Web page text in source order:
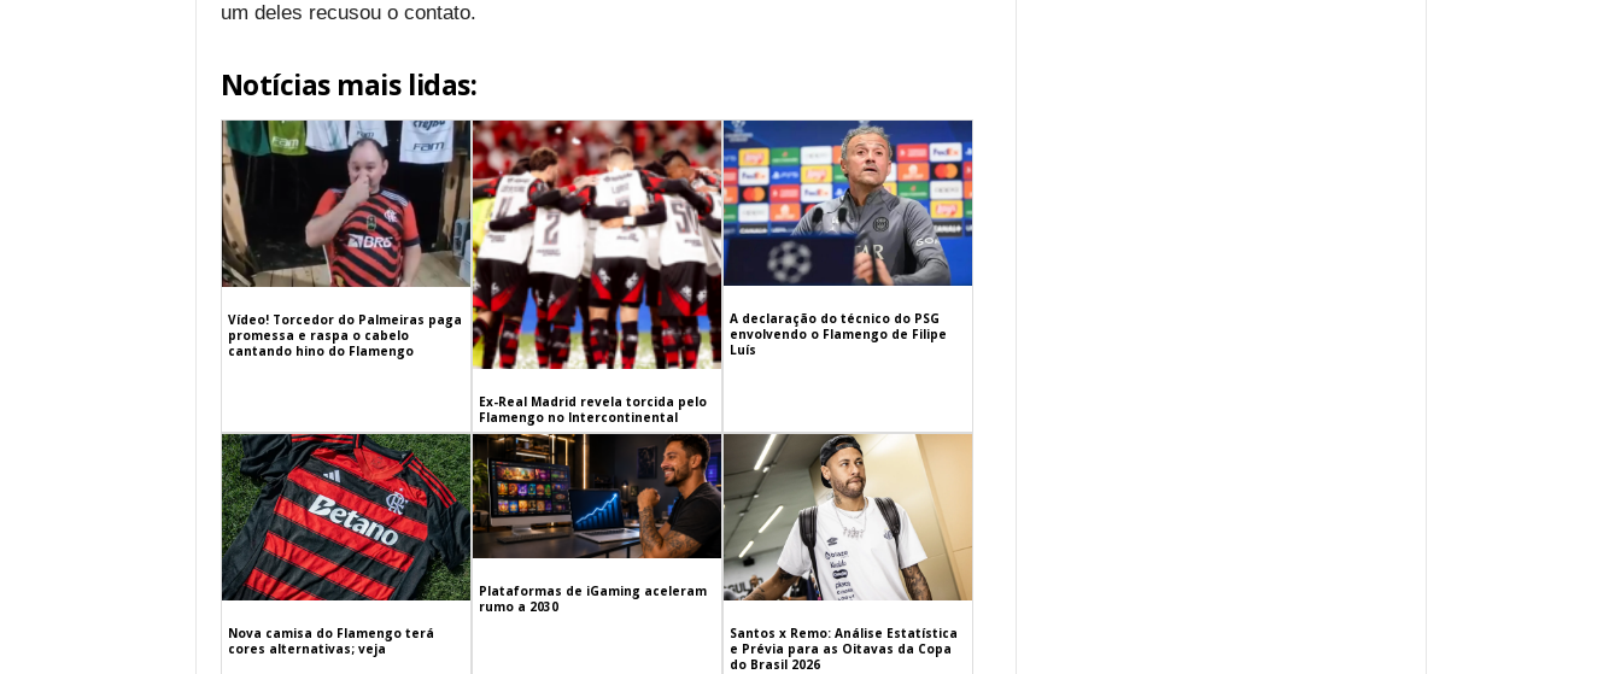
um deles recusou o contato.
Notícias mais lidas:
Vídeo! Torcedor do Palmeiras paga
promessa e raspa o cabelo
cantando hino do Flamengo
Ex-Real Madrid revela torcida pelo
Flamengo no Intercontinental
A declaração do técnico do PSG
envolvendo o Flamengo de Filipe
Luís
Nova camisa do Flamengo terá
cores alternativas; veja
Plataformas de iGaming aceleram
rumo a 2030
Santos x Remo: Análise Estatística
e Prévia para as Oitavas da Copa
do Brasil 2026